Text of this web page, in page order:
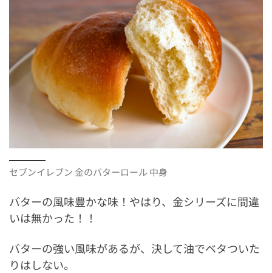
セブンイレブン 金のバターロール 中身
バターの風味豊かな味！やはり、金シリーズに間違
いは無かった！！
バターの強い風味があるが、決して油でベタついた
りはしない。